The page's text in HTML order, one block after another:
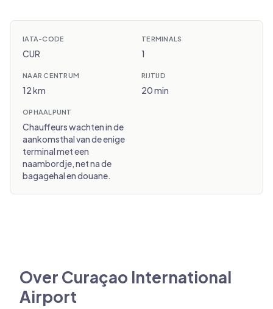
IATA-CODE
CUR
TERMINALS
1
NAAR CENTRUM
12 km
RIJTIJD
20 min
OPHAALPUNT
Chauffeurs wachten in de
aankomsthal van de enige
terminal met een
naambordje, net na de
bagagehal en douane.
Over Curaçao International
Airport